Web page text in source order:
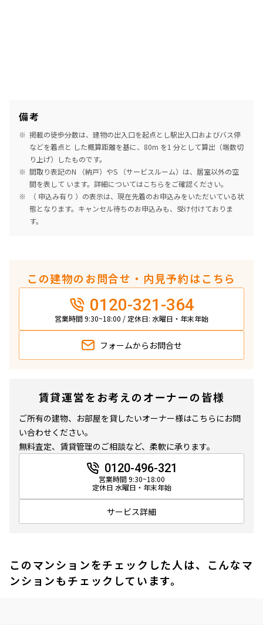
備考
掲載の徒歩分数は、建物の出入口を起点とし駅出入口およびバス停
などを着点と した概算距離を基に、80m を1 分として算出（端数切
り上げ）したものです。
間取り表記のN （納戸）やS （サービスルーム）は、居室以外の空
間を表して います。詳細についてはこちらをご確認ください。
（ 申込み有り ）の表示は、現在先着のお申込みをいただいている状
態となります。キャンセル待ちのお申込みも、受け付けておりま
す。
この建物のお問合せ・内見予約はこちら
0120-321-364
営業時間 9:30~18:00 / 定休日: 水曜日・年末年始
フォームから お問合せ
賃貸運営をお考えのオーナーの皆様
ご所有の建物、お部屋を貸したいオーナー様はこちらにお問
い合わせください。
無料査定、賃貸管理のご相談など、柔軟に承ります。
0120-496-321
営業時間 9:30~18:00
定休日 水曜日・年末年始
サービス詳細
このマンションをチェックした人は、こんなマ
ンションもチェックしています。